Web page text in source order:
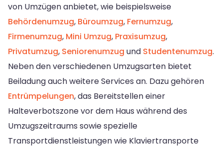
von Umzügen anbietet, wie beispielsweise
Behördenumzug, Büroumzug, Fernumzug,
Firmenumzug, Mini Umzug, Praxisumzug,
Privatumzug, Seniorenumzug und Studentenumzug.
Neben den verschiedenen Umzugsarten bietet
Beiladung auch weitere Services an. Dazu gehören
Entrümpelungen, das Bereitstellen einer
Halteverbotszone vor dem Haus während des
Umzugszeitraums sowie spezielle
Transportdienstleistungen wie Klaviertransporte